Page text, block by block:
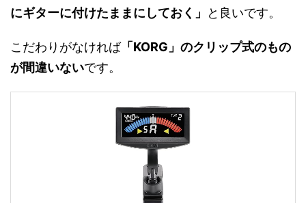
にギターに付けたままにしておく」
と良いです。
こだわりがなければ「KORG」のクリップ式のもの
が間違いないです。